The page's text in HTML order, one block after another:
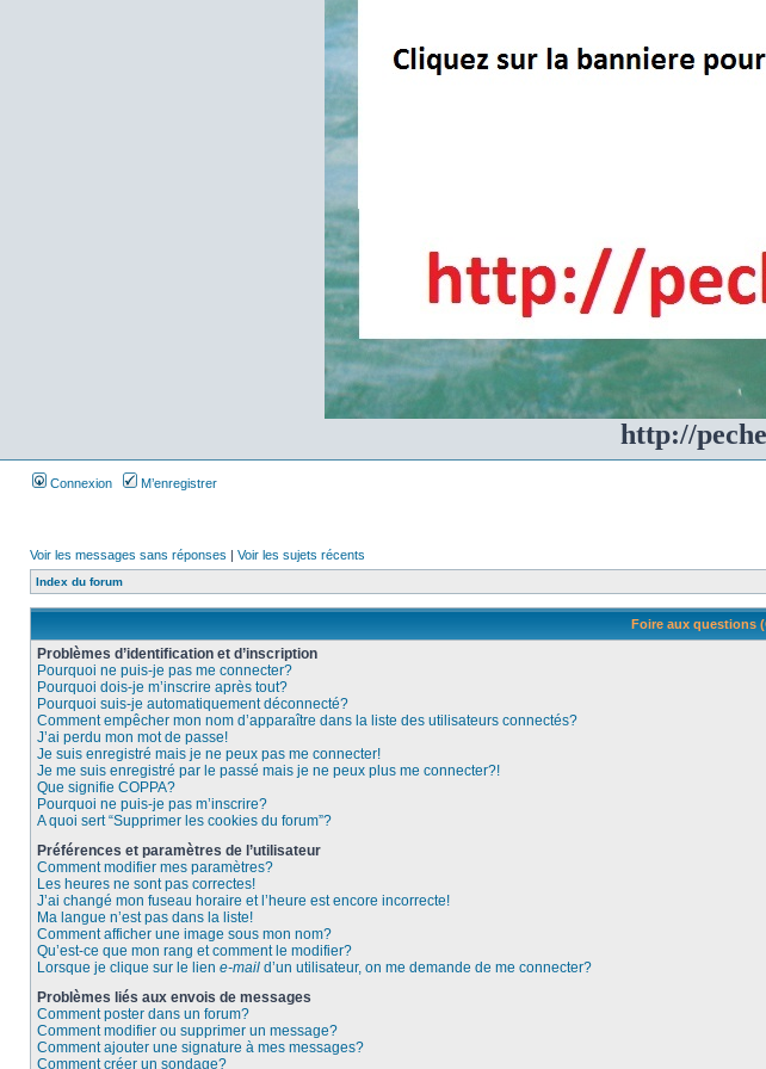
http://
Connexion M’enregistrer
Voir les messages sans réponses | Voir les sujets récents
Index du forum
Foire aux questions
Problèmes d’identification et d’inscription
Pourquoi ne puis-je pas me connecter?
Pourquoi dois-je m’inscrire après tout?
Pourquoi suis-je automatiquement déconnecté?
Comment empêcher mon nom d’apparaître dans la liste des utilisateurs connectés?
J’ai perdu mon mot de passe!
Je suis enregistré mais je ne peux pas me connecter!
Je me suis enregistré par le passé mais je ne peux plus me connecter?!
Que signifie COPPA?
Pourquoi ne puis-je pas m’inscrire?
A quoi sert “Supprimer les cookies du forum”?
Préférences et paramètres de l’utilisateur
Comment modifier mes paramètres?
Les heures ne sont pas correctes!
J’ai changé mon fuseau horaire et l’heure est encore incorrecte!
Ma langue n’est pas dans la liste!
Comment afficher une image sous mon nom?
Qu’est-ce que mon rang et comment le modifier?
Lorsque je clique sur le lien e-mail d’un utilisateur, on me demande de me connecter?
Problèmes liés aux envois de messages
Comment poster dans un forum?
Comment modifier ou supprimer un message?
Comment ajouter une signature à mes messages?
Comment créer un sondage?